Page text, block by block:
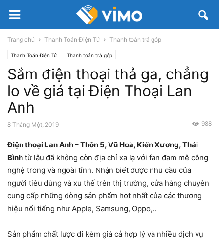
Trang chủ Thanh Toán Điện Tử Thanh toán trả góp
Thanh Toán Điện Tử Thanh toán trả góp
Sắm điện thoại thả ga, chẳng
lo về giá tại Điện Thoại Lan
Anh
8 Tháng Một, 2019 988
Điện thoại Lan Anh – Thôn 5, Vũ Hoà, Kiến Xương, Thái
Bình từ lâu đã không còn địa chỉ xa lạ với fan đam mê công
nghệ trong và ngoài tỉnh. Nhận biết được nhu cầu của
người tiêu dùng và xu thế trên thị trường, cửa hàng chuyên
cung cấp những dòng sản phẩm hot nhất của các thương
hiệu nổi tiếng như Apple, Samsung, Oppo,..
Sản phẩm chất lược đi kèm giá cả hợp lý và nhiều dịch vụ